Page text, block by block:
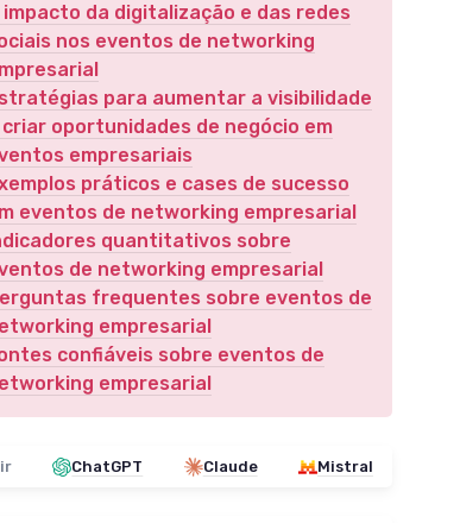
impacto da digitalização e das redes
nos eventos de networking
para aumentar a visibilidade
criar oportunidades de negócio em
empresariais
práticos e cases de sucesso
eventos de networking empresarial
quantitativos sobre
de networking empresarial
frequentes sobre eventos de
empresarial
confiáveis sobre eventos de
empresarial
ChatGPT Claude Mistral